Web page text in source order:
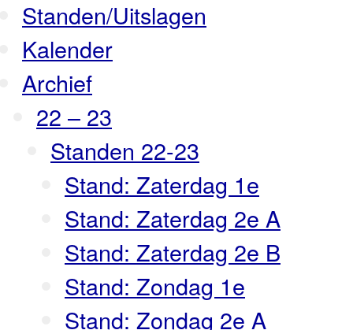
Standen/Uitslagen
Kalender
Archief
22 – 23
Standen 22-23
Stand: Zaterdag 1e
Stand: Zaterdag 2e A
Stand: Zaterdag 2e B
Stand: Zondag 1e
Stand: Zondag 2e A